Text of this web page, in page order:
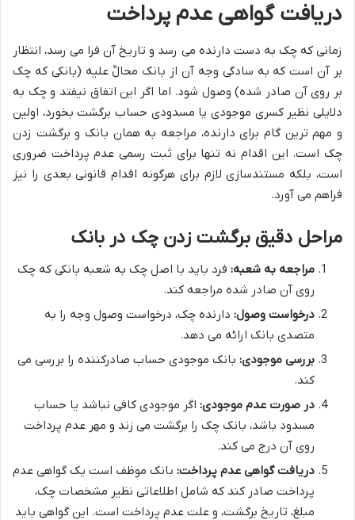
دریافت گواهی عدم پرداخت
زمانی که چک به دست دارنده می رسد و تاریخ آن فرا می رسد، انتظار
بر آن است که به سادگی وجه آن از بانک محالٌ علیه (بانکی که چک
بر روی آن صادر شده) وصول شود. اما اگر این اتفاق نیفتد و چک به
دلایلی نظیر کسری موجودی یا مسدودی حساب برگشت بخورد، اولین
و مهم ترین گام برای دارنده، مراجعه به همان بانک و برگشت زدن
چک است. این اقدام نه تنها برای ثبت رسمی عدم پرداخت ضروری
است، بلکه مستندسازی لازم برای هرگونه اقدام قانونی بعدی را نیز
فراهم می آورد.
مراحل دقیق برگشت زدن چک در بانک
مراجعه به شعبه: فرد باید با اصل چک به شعبه بانکی که چک
روی آن صادر شده مراجعه کند.
درخواست وصول: دارنده چک، درخواست وصول وجه را به
متصدی بانک ارائه می دهد.
بررسی موجودی: بانک موجودی حساب صادرکننده را بررسی می
کند.
در صورت عدم موجودی: اگر موجودی کافی نباشد یا حساب
مسدود باشد، بانک چک را برگشت می زند و مهر عدم پرداخت
روی آن درج می کند.
دریافت گواهی عدم پرداخت: بانک موظف است یک گواهی عدم
پرداخت صادر کند که شامل اطلاعاتی نظیر مشخصات چک،
مبلغ، تاریخ برگشت، و علت عدم پرداخت است. این گواهی باید